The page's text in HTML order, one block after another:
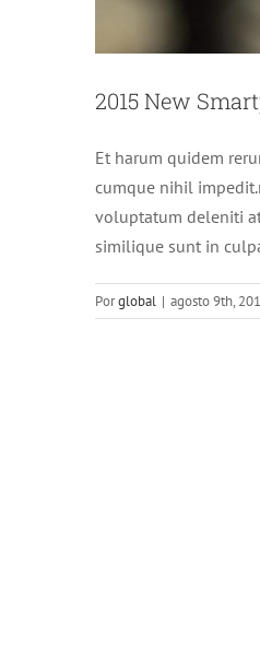
2015 New
Et harum quidem
cumque nihil
voluptatum deleniti
similique sunt in
Porglobal | agosto 9th,